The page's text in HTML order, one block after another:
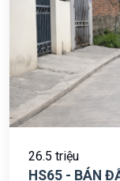
26.5 triệu
HS65 - BÁN